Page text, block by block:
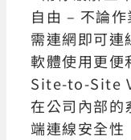
自由 – 不論
需連網即可連
軟體使用更便
Site-to-Site
在公司內部的
端連線安全性